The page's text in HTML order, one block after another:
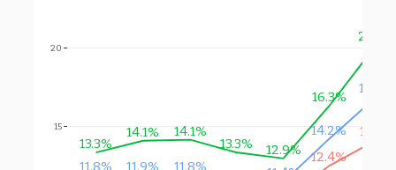
12.4%
14.1%
13.3%
14.1% 14.1%
13.3% 12.9%
16.3%
20.2%
11.8% 11.9% 11.8%
14.2%
16.9%
15
20